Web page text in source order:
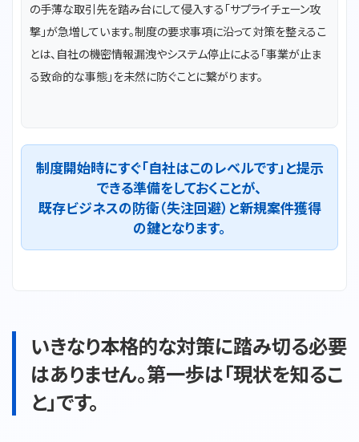
の手薄な取引先を踏み台にして侵入する「サプライチェーン攻
撃」が急増しています。制度の要求事項に沿って対策を整えるこ
とは、自社の機密情報漏洩やシステム停止による「事業が止ま
る致命的な事態」を未然に防ぐことに繋がります。
制度開始時にすぐ「自社はこのレベルです」と提示
できる準備をしておくことが、
既存ビジネスの防衛（失注回避）と新規案件獲得
の鍵となります。
いきなり本格的な対策に踏み切る必要
はありません。第一歩は「現状を知るこ
と」です。